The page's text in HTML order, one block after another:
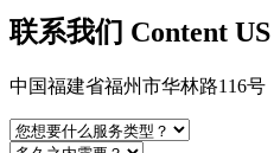
联系我们 Content US
中国福建省福州市华林路116号